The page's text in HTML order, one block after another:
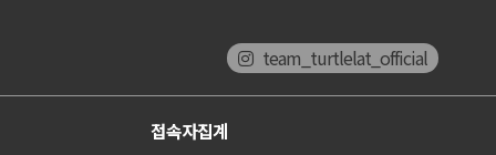
team_turtlelat_official
접속자집계